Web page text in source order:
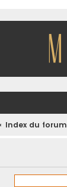
Index du forum